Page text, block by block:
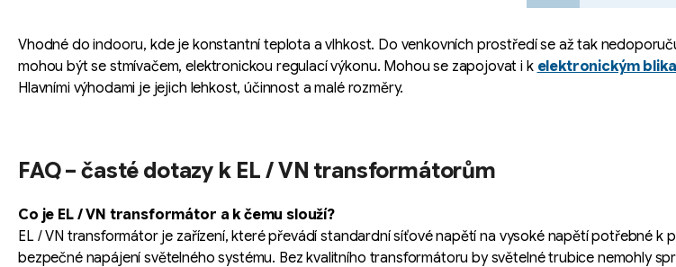
á
d
a
p
r
v
k
y
n
k
Vhodné do indooru, kde je konstantní teplota a vlhkost. Do venkovních prostředí se až tak
mohou být se stmívačem, elektronickou regulací výkonu. Mohou se zapojovat i k elektronickým
Hlavními výhodami je jejich lehkost, účinnost a malé rozměry.
FAQ – časté dotazy k EL / VN transformátorům
Co je EL / VN transformátor a k čemu slouží?
EL / VN transformátor je zařízení, které převádí standardní síťové napětí na vysoké napětí potřebné
bezpečné napájení světelného systému. Bez kvalitního transformátoru by světelné trubice nemohly